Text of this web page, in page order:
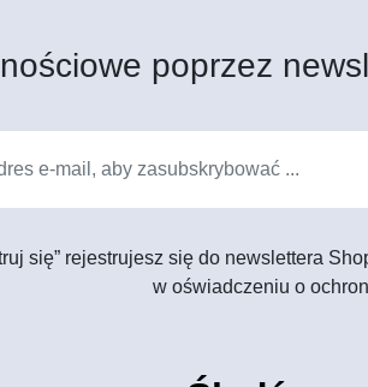
poprzez
się” rejestrujesz się do newslettera
w oświadczeniu o